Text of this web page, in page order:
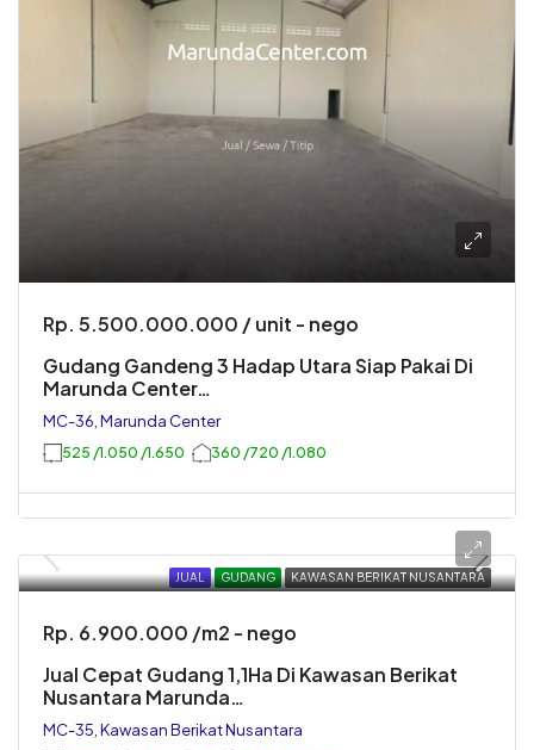
Rp. 5.500.000.000 / unit - nego
Gudang Gandeng 3 Hadap Utara Siap Pakai Di
Marunda Center…
MC-36, Marunda Center
525 /1.050 /1.650 360 /720 /1.080
JUAL GUDANG KAWASAN BERIKAT NUSANTARA
Rp. 6.900.000 /m2 - nego
Jual Cepat Gudang 1,1Ha Di Kawasan Berikat
Nusantara Marunda…
MC-35, Kawasan Berikat Nusantara